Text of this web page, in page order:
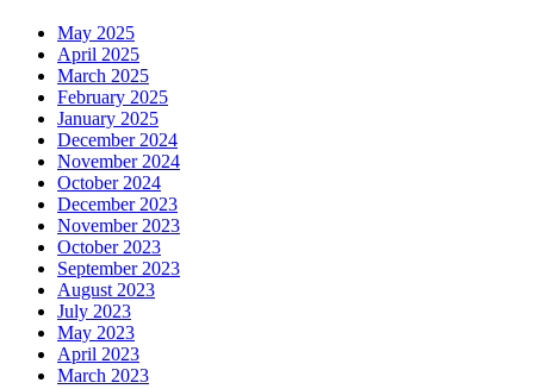
May 2025
April 2025
March 2025
February 2025
January 2025
December 2024
November 2024
October 2024
December 2023
November 2023
October 2023
September 2023
August 2023
July 2023
May 2023
April 2023
March 2023